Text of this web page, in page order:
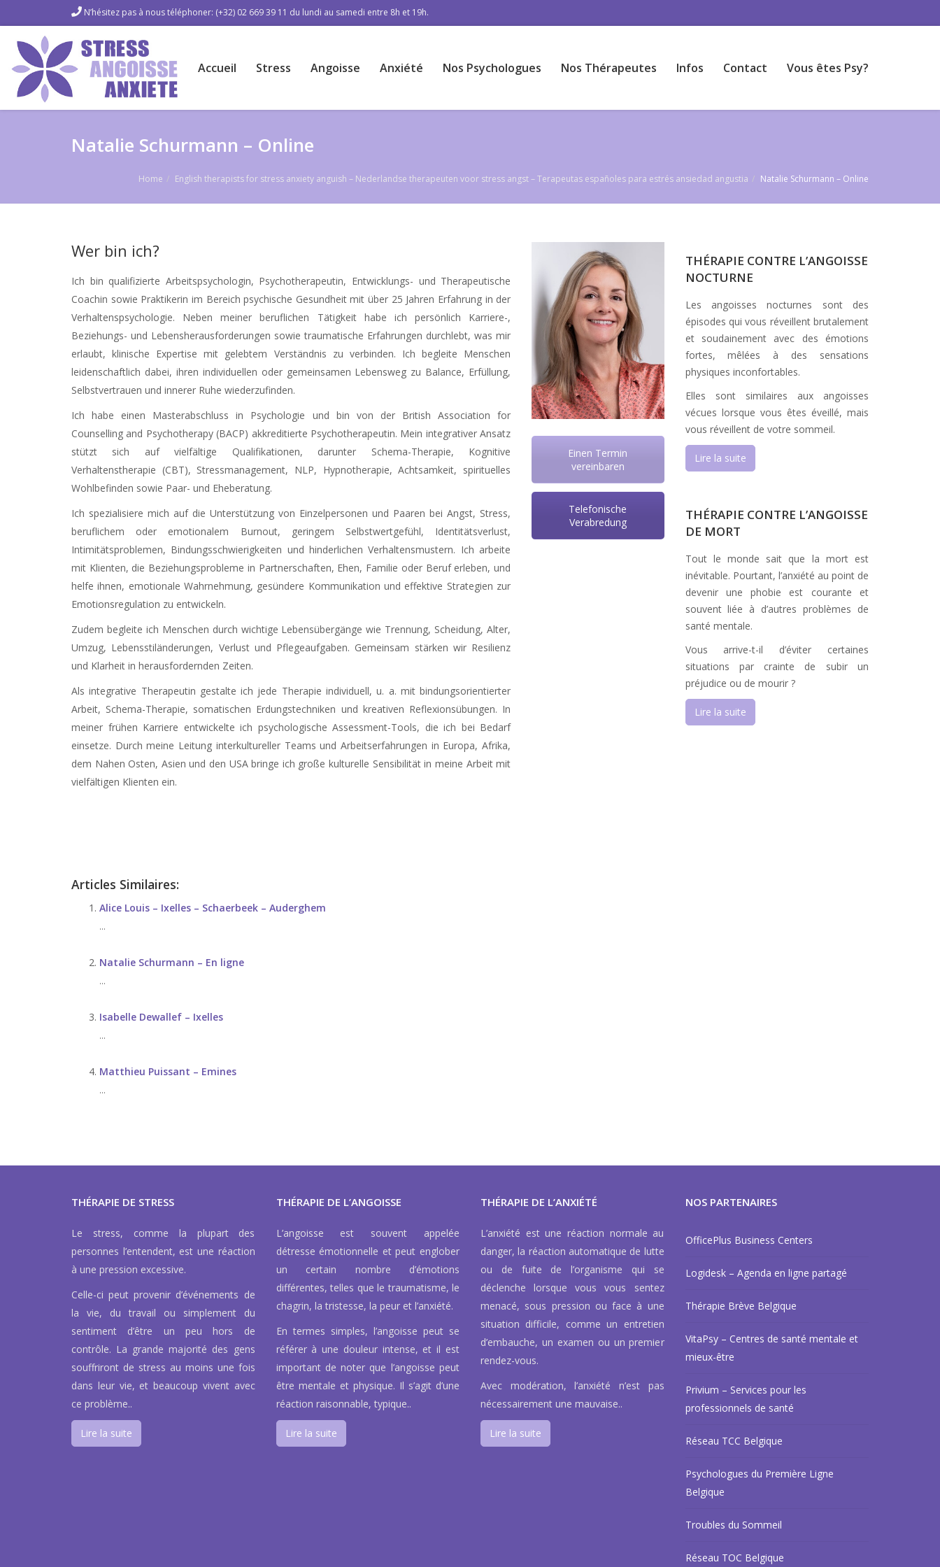
N’hésitez pas à nous téléphoner: (+32) 02 669 39 11 du lundi au samedi entre 8h et 19h.
Accueil Stress Angoisse Anxiété Nos Psychologues Nos Thérapeutes Infos Contact Vous êtes Psy?
Natalie Schurmann – Online
Home English therapists for stress anxiety anguish – Nederlandse therapeuten voor stress angst – Terapeutas españoles para estrés ansiedad angustia Natalie Schurmann – Online
Wer bin ich?
Ich bin qualifizierte Arbeitspsychologin, Psychotherapeutin, Entwicklungs- und Therapeutische
Coachin sowie Praktikerin im Bereich psychische Gesundheit mit über 25 Jahren Erfahrung in der
Verhaltenspsychologie. Neben meiner beruflichen Tätigkeit habe ich persönlich Karriere-,
Beziehungs- und Lebensherausforderungen sowie traumatische Erfahrungen durchlebt, was mir
erlaubt, klinische Expertise mit gelebtem Verständnis zu verbinden. Ich begleite Menschen
leidenschaftlich dabei, ihren individuellen oder gemeinsamen Lebensweg zu Balance, Erfüllung,
Selbstvertrauen und innerer Ruhe wiederzufinden.
Ich habe einen Masterabschluss in Psychologie und bin von der British Association for
Counselling and Psychotherapy (BACP) akkreditierte Psychotherapeutin. Mein integrativer Ansatz
stützt sich auf vielfältige Qualifikationen, darunter Schema-Therapie, Kognitive
Verhaltenstherapie (CBT), Stressmanagement, NLP, Hypnotherapie, Achtsamkeit, spirituelles
Wohlbefinden sowie Paar- und Eheberatung.
Ich spezialisiere mich auf die Unterstützung von Einzelpersonen und Paaren bei Angst, Stress,
beruflichem oder emotionalem Burnout, geringem Selbstwertgefühl, Identitätsverlust,
Intimitätsproblemen, Bindungsschwierigkeiten und hinderlichen Verhaltensmustern. Ich arbeite
mit Klienten, die Beziehungsprobleme in Partnerschaften, Ehen, Familie oder Beruf erleben, und
helfe ihnen, emotionale Wahrnehmung, gesündere Kommunikation und effektive Strategien zur
Emotionsregulation zu entwickeln.
Zudem begleite ich Menschen durch wichtige Lebensübergänge wie Trennung, Scheidung, Alter,
Umzug, Lebensstiländerungen, Verlust und Pflegeaufgaben. Gemeinsam stärken wir Resilienz
und Klarheit in herausfordernden Zeiten.
Als integrative Therapeutin gestalte ich jede Therapie individuell, u. a. mit bindungsorientierter
Arbeit, Schema-Therapie, somatischen Erdungstechniken und kreativen Reflexionsübungen. In
meiner frühen Karriere entwickelte ich psychologische Assessment-Tools, die ich bei Bedarf
einsetze. Durch meine Leitung interkultureller Teams und Arbeitserfahrungen in Europa, Afrika,
dem Nahen Osten, Asien und den USA bringe ich große kulturelle Sensibilität in meine Arbeit mit
vielfältigen Klienten ein.
Einen Termin
vereinbaren
Telefonische
Verabredung
Articles Similaires:
Alice Louis – Ixelles – Schaerbeek – Auderghem
...
Natalie Schurmann – En ligne
...
Isabelle Dewallef – Ixelles
...
Matthieu Puissant – Emines
...
THÉRAPIE CONTRE L’ANGOISSE
NOCTURNE
Les angoisses nocturnes sont des
épisodes qui vous réveillent brutalement
et soudainement avec des émotions
fortes, mêlées à des sensations
physiques inconfortables.
Elles sont similaires aux angoisses
vécues lorsque vous êtes éveillé, mais
vous réveillent de votre sommeil.
Lire la suite
THÉRAPIE CONTRE L’ANGOISSE
DE MORT
Tout le monde sait que la mort est
inévitable. Pourtant, l’anxiété au point de
devenir une phobie est courante et
souvent liée à d’autres problèmes de
santé mentale.
Vous arrive-t-il d’éviter certaines
situations par crainte de subir un
préjudice ou de mourir ?
Lire la suite
THÉRAPIE DE STRESS
Le stress, comme la plupart des
personnes l’entendent, est une réaction
à une pression excessive.
Celle-ci peut provenir d’événements de
la vie, du travail ou simplement du
sentiment d’être un peu hors de
contrôle. La grande majorité des gens
souffriront de stress au moins une fois
dans leur vie, et beaucoup vivent avec
ce problème..
Lire la suite
THÉRAPIE DE L’ANGOISSE
L’angoisse est souvent appelée
détresse émotionnelle et peut englober
un certain nombre d’émotions
différentes, telles que le traumatisme, le
chagrin, la tristesse, la peur et l’anxiété.
En termes simples, l’angoisse peut se
référer à une douleur intense, et il est
important de noter que l’angoisse peut
être mentale et physique. Il s’agit d’une
réaction raisonnable, typique..
Lire la suite
THÉRAPIE DE L’ANXIÉTÉ
L’anxiété est une réaction normale au
danger, la réaction automatique de lutte
ou de fuite de l’organisme qui se
déclenche lorsque vous vous sentez
menacé, sous pression ou face à une
situation difficile, comme un entretien
d’embauche, un examen ou un premier
rendez-vous.
Avec modération, l’anxiété n’est pas
nécessairement une mauvaise..
Lire la suite
NOS PARTENAIRES
OfficePlus Business Centers
Logidesk – Agenda en ligne partagé
Thérapie Brève Belgique
VitaPsy – Centres de santé mentale et
mieux-être
Privium – Services pour les
professionnels de santé
Réseau TCC Belgique
Psychologues du Première Ligne
Belgique
Troubles du Sommeil
Réseau TOC Belgique